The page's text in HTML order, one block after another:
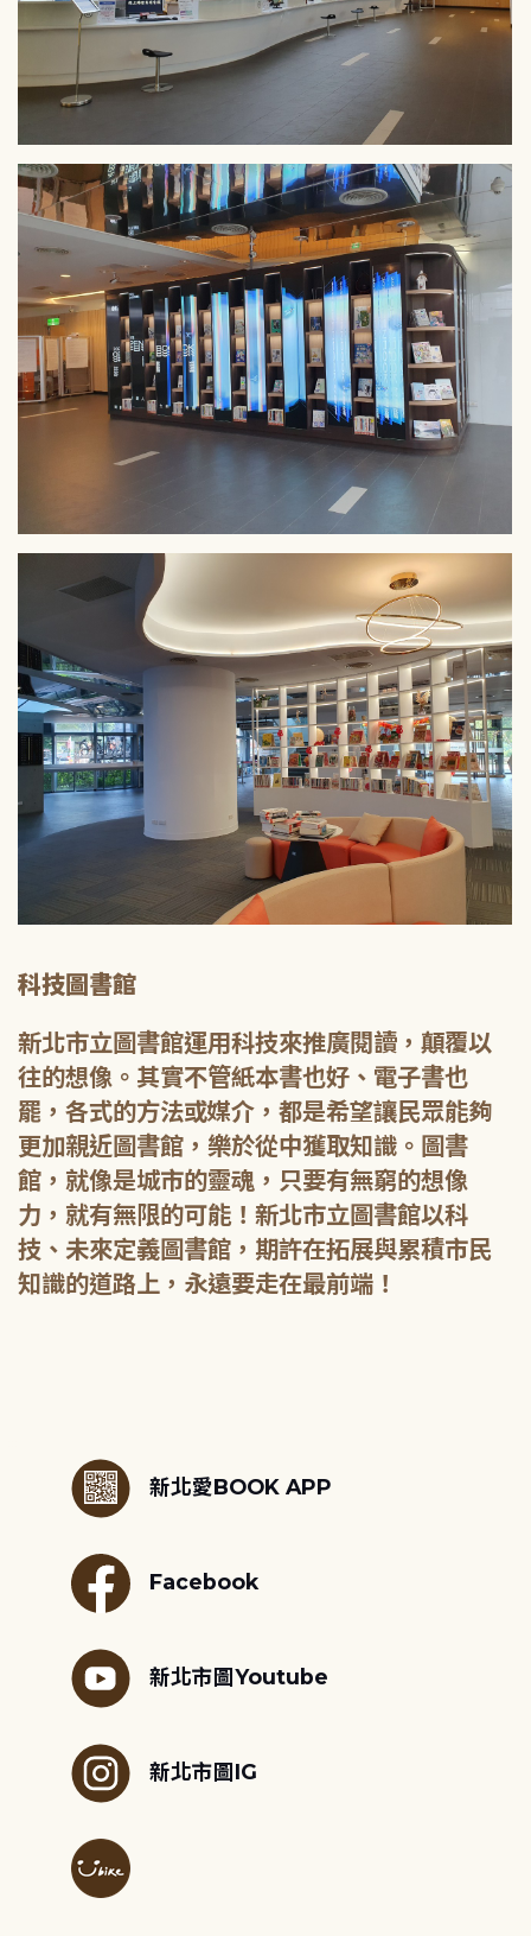
科技圖書館
新北市立圖書館運用科技來推廣閱讀，顛覆以
往的想像。其實不管紙本書也好、電子書也
罷，各式的方法或媒介，都是希望讓民眾能夠
更加親近圖書館，樂於從中獲取知識。圖書
館，就像是城市的靈魂，只要有無窮的想像
力，就有無限的可能！新北市立圖書館以科
技、未來定義圖書館，期許在拓展與累積市民
知識的道路上，永遠要走在最前端！
新北愛BOOK APP
Facebook
新北市圖Youtube
新北市圖IG